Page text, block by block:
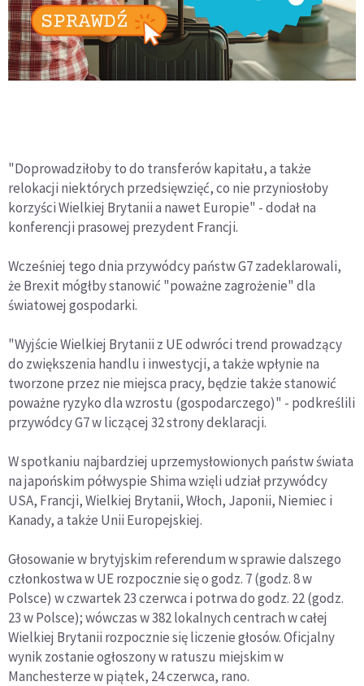
"Doprowadziłoby to do transferów kapitału, a także
relokacji niektórych przedsięwzięć, co nie przyniosłoby
korzyści Wielkiej Brytanii a nawet Europie" - dodał na
konferencji prasowej prezydent Francji.
Wcześniej tego dnia przywódcy państw G7 zadeklarowali,
że Brexit mógłby stanowić "poważne zagrożenie" dla
światowej gospodarki.
"Wyjście Wielkiej Brytanii z UE odwróci trend prowadzący
do zwiększenia handlu i inwestycji, a także wpłynie na
tworzone przez nie miejsca pracy, będzie także stanowić
poważne ryzyko dla wzrostu (gospodarczego)" - podkreślili
przywódcy G7 w liczącej 32 strony deklaracji.
W spotkaniu najbardziej uprzemysłowionych państw świata
na japońskim półwyspie Shima wzięli udział przywódcy
USA, Francji, Wielkiej Brytanii, Włoch, Japonii, Niemiec i
Kanady, a także Unii Europejskiej.
Głosowanie w brytyjskim referendum w sprawie dalszego
członkostwa w UE rozpocznie się o godz. 7 (godz. 8 w
Polsce) w czwartek 23 czerwca i potrwa do godz. 22 (godz.
23 w Polsce); wówczas w 382 lokalnych centrach w całej
Wielkiej Brytanii rozpocznie się liczenie głosów. Oficjalny
wynik zostanie ogłoszony w ratuszu miejskim w
Manchesterze w piątek, 24 czerwca, rano.